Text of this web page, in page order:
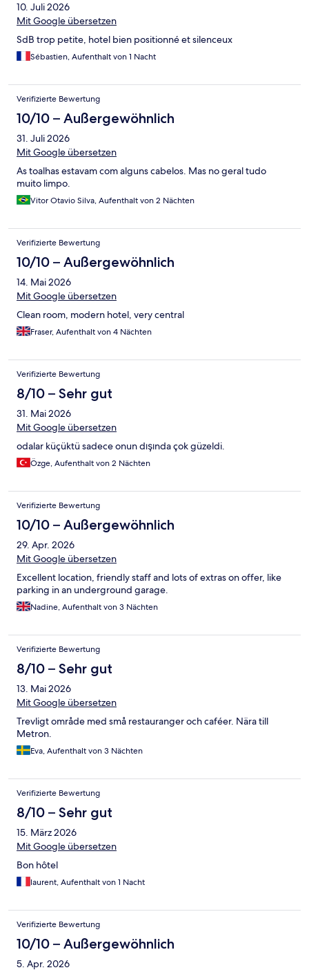
10. Juli 2026
Mit Google übersetzen
SdB trop petite, hotel bien positionné et silenceux
Sébastien, Aufenthalt von 1 Nacht
Verifizierte Bewertung
10/10 – Außergewöhnlich
31. Juli 2026
Mit Google übersetzen
As toalhas estavam com alguns cabelos. Mas no geral tudo
muito limpo.
Vitor Otavio Silva, Aufenthalt von 2 Nächten
Verifizierte Bewertung
10/10 – Außergewöhnlich
14. Mai 2026
Mit Google übersetzen
Clean room, modern hotel, very central
Fraser, Aufenthalt von 4 Nächten
Verifizierte Bewertung
8/10 – Sehr gut
31. Mai 2026
Mit Google übersetzen
odalar küçüktü sadece onun dışında çok güzeldi.
Özge, Aufenthalt von 2 Nächten
Verifizierte Bewertung
10/10 – Außergewöhnlich
29. Apr. 2026
Mit Google übersetzen
Excellent location, friendly staff and lots of extras on offer, like
parking in an underground garage.
Nadine, Aufenthalt von 3 Nächten
Verifizierte Bewertung
8/10 – Sehr gut
13. Mai 2026
Mit Google übersetzen
Trevligt område med små restauranger och caféer. Nära till
Metron.
Eva, Aufenthalt von 3 Nächten
Verifizierte Bewertung
8/10 – Sehr gut
15. März 2026
Mit Google übersetzen
Bon hôtel
laurent, Aufenthalt von 1 Nacht
Verifizierte Bewertung
10/10 – Außergewöhnlich
5. Apr. 2026